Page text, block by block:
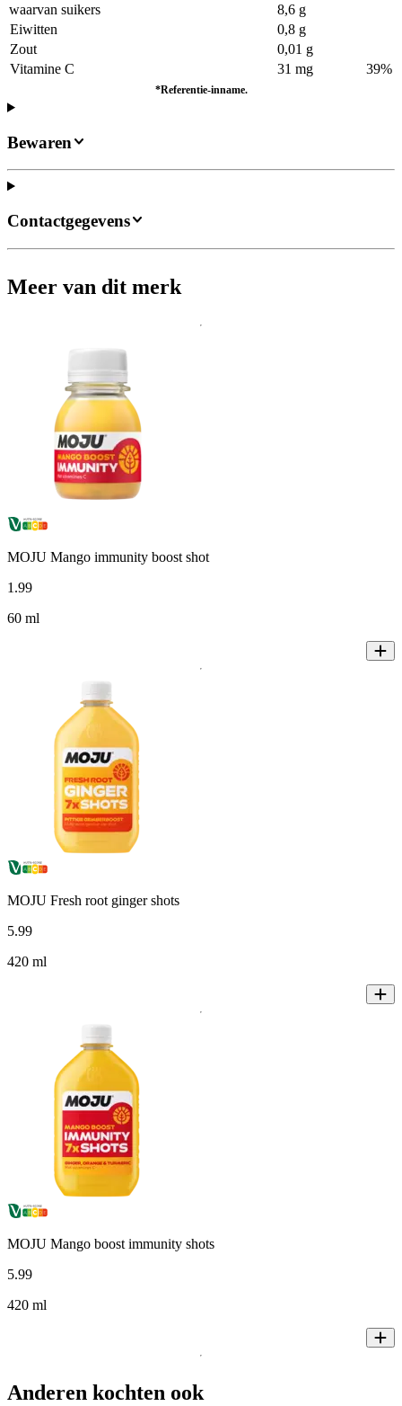
waarvan suikers
8,6 g
Eiwitten
0,8 g
Zout
0,01 g
Vitamine C
31 mg 39%
*Referentie-inname.
Bewaren
Contactgegevens
Meer van dit merk
MOJU Mango immunity boost shot
1 .99
60 ml
MOJU Fresh root ginger shots
5.99
420 ml
MOJU Mango boost immunity shots
5.99
420 ml
Anderen kochten ook